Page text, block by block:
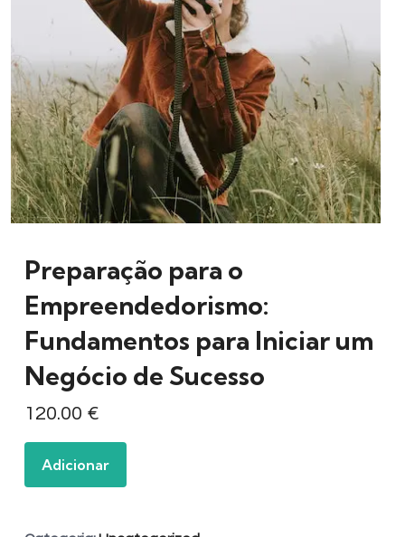
Preparação para o
Empreendedorismo:
Fundamentos para Iniciar um
Negócio de Sucesso
120.00 €
Adicionar